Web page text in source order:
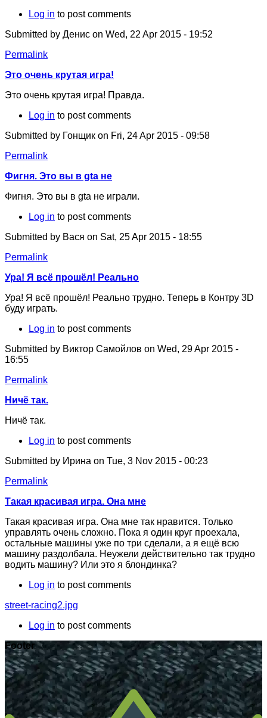
Log in to post comments
Submitted by Денис on Wed, 22 Apr 2015 - 19:52
Permalink
Это очень крутая игра!
Это очень крутая игра! Правда.
Log in to post comments
Submitted by Гонщик on Fri, 24 Apr 2015 - 09:58
Permalink
Фигня. Это вы в gta не
Фигня. Это вы в gta не играли.
Log in to post comments
Submitted by Вася on Sat, 25 Apr 2015 - 18:55
Permalink
Ура! Я всё прошёл! Реально
Ура! Я всё прошёл! Реально трудно. Теперь в Контру 3D
буду играть.
Log in to post comments
Submitted by Виктор Самойлов on Wed, 29 Apr 2015 -
16:55
Permalink
Ничё так.
Ничё так.
Log in to post comments
Submitted by Ирина on Tue, 3 Nov 2015 - 00:23
Permalink
Такая красивая игра. Она мне
Такая красивая игра. Она мне так нравится. Только
управлять очень сложно. Пока я один круг проехала,
остальные машины уже по три сделали, а я ещё всю
машину раздолбала. Неужели действительно так трудно
водить машину? Или это я блондинка?
Log in to post comments
street-racing2.jpg
Log in to post comments
Footer